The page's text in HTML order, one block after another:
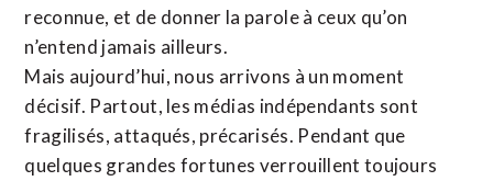
reconnue, et de donner la parole à ceux qu’on
n’entend jamais ailleurs.
Mais aujourd’hui, nous arrivons à un moment
décisif. Partout, les médias indépendants sont
fragilisés, attaqués, précarisés. Pendant que
quelques grandes fortunes verrouillent toujours